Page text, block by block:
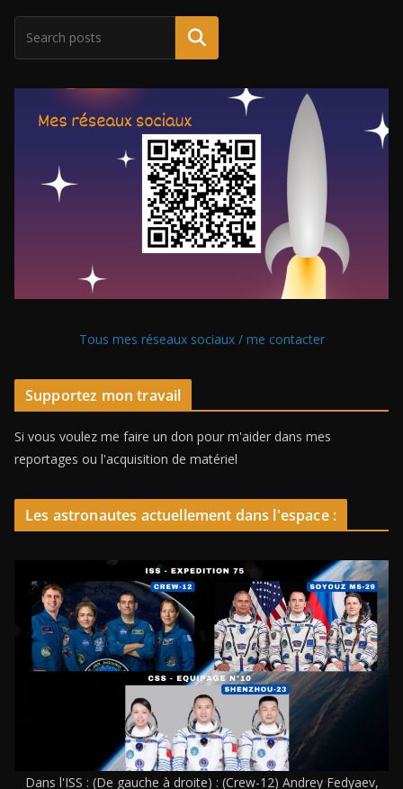
Tous mes réseaux sociaux / me contacter
Supportez mon travail
Si vous voulez me faire un don pour m'aider dans mes
reportages ou l'acquisition de matériel
Les astronautes actuellement dans l'espace :
Dans l'ISS : (De gauche à droite) : (Crew-12) Andrey Fedyaev,